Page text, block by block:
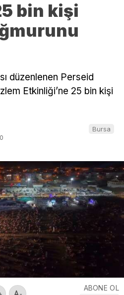
bin kişi
düzenlenen Perseid
Etkinliği’ne 25 bin kişi
Bursa
ABONE OL